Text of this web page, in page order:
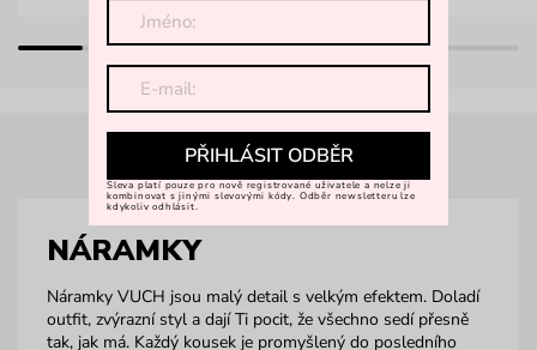
NÁRAMKY
Náramky VUCH jsou malý detail s velkým efektem. Doladí
outfit, zvýrazní styl a dají Ti pocit, že všechno sedí přesně
tak, jak má. Každý kousek je promyšlený do posledního
PŘIHLÁSIT ODBĚR
Sleva platí pouze pro nově registrované uživatele a nelze ji
kombinovat s jinými slevovými kódy. Odběr newsletteru lze
kdykoliv odhlásit.